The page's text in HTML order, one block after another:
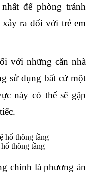
để phòng tránh
ra đối với trẻ em
với những căn nhà
sử dụng bất cứ một
này có thể sẽ gặp
thông tầng
chính là phương án